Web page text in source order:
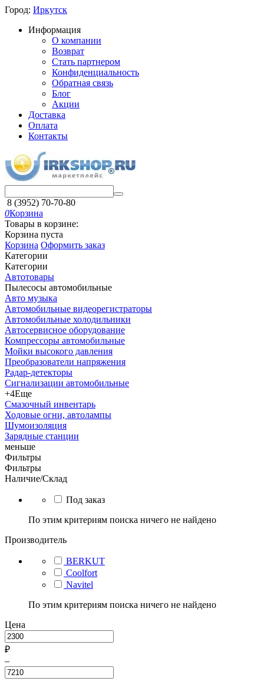
Город: Иркутск
Информация
О компании
Возврат
Стать партнером
Конфиденциальность
Обратная связь
Блог
Акции
Доставка
Оплата
Контакты
8 (3952) 70-70-80
0Корзина
Товары в корзине:
Корзина пуста
Корзина Оформить заказ
Категории
Категории
Автотовары
Пылесосы автомобильные
Авто музыка
Автомобильные видеорегистраторы
Автомобильные холодильники
Автосервисное оборудование
Компрессоры автомобильные
Мойки высокого давления
Преобразователи напряжения
Радар-детекторы
Сигнализации автомобильные
+4Еще
Смазочный инвентарь
Ходовые огни, автолампы
Шумоизоляция
Зарядные станции
меньше
Фильтры
Фильтры
Наличие/Склад
Под заказ
По этим критериям поиска ничего не найдено
Производитель
BERKUT
Coolfort
Navitel
По этим критериям поиска ничего не найдено
Цена
₽
–